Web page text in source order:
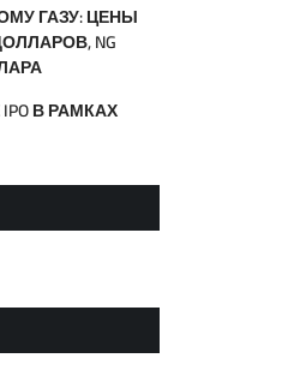
ГАЗУ: ЦЕНЫ
NG
В РАМКАХ